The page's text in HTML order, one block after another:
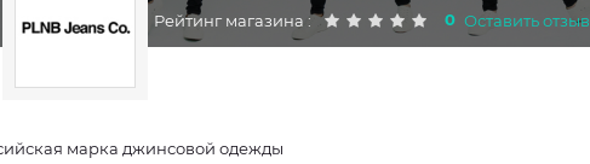
Рейтинг магазина : 0 Оставить отзыв
марка джинсовой одежды